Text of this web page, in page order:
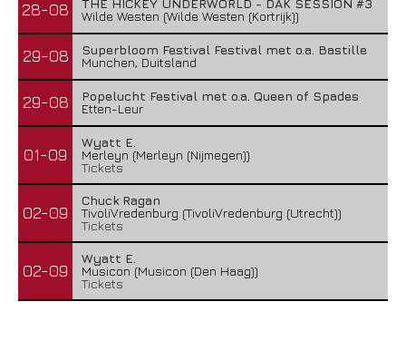
28-08
THE HICKEY UNDERWORLD - DAK SESSION #3
Wilde Westen (Wilde Westen (Kortrijk))
29-08
Superbloom Festival Festival met o.a. Bastille
Munchen, Duitsland
29-08
Popelucht Festival met o.a. Queen of Spades
Etten-Leur
01-09
Wyatt E.
Merleyn (Merleyn (Nijmegen))
Tickets
02-09
Chuck Ragan
TivoliVredenburg (TivoliVredenburg (Utrecht))
Tickets
02-09
Wyatt E.
Musicon (Musicon (Den Haag))
Tickets